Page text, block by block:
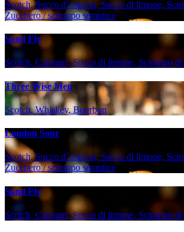
Scotch, Succo d’arancia, Succo di limone,
Zucchero / sciroppo semplice
Sand Fly
Scotch, Campari, Succo di limone, Sciroppo di
Three Wise Men
Scotch, Whiskey, Bourbon
London Sour
Scotch, Succo d’arancia, Succo di limone,
Zucchero / sciroppo semplice
Sand Fly
Scotch, Campari, Succo di limone, Sciroppo di